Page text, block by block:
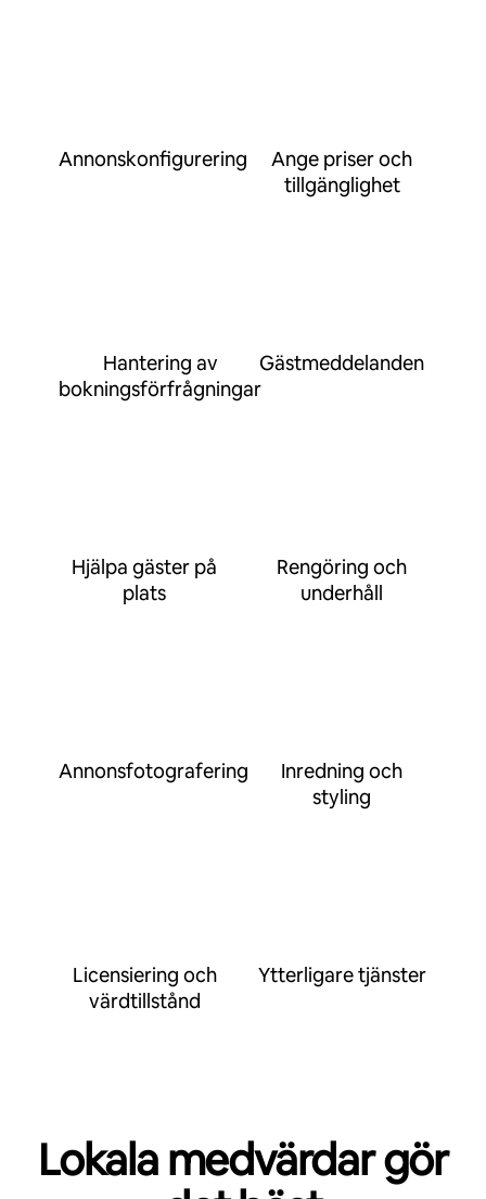
Annonskonfigurering
Ange priser och
tillgänglighet
Hantering av
bokningsförfrågningar
Gästmeddelanden
Hjälpa gäster på
plats
Rengöring och
underhåll
Annonsfotografering
Inredning och
styling
Licensiering och
värdtillstånd
Ytterligare tjänster
Lokala medvärdar gör